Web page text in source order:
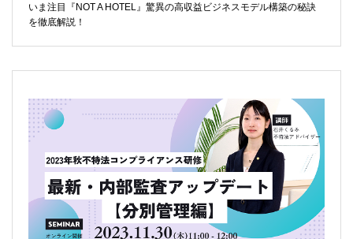
いま注目『NOT A HOTEL』驚異の高収益ビジネスモデル構築の秘訣
を徹底解説！